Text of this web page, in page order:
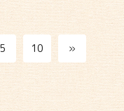
5 10 »